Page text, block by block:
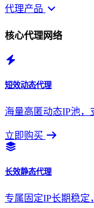
代理产品
核心代理网络
短效动态代理
海量高匿动态IP池，
立即购买
长效静态代理
专属固定IP长期稳定